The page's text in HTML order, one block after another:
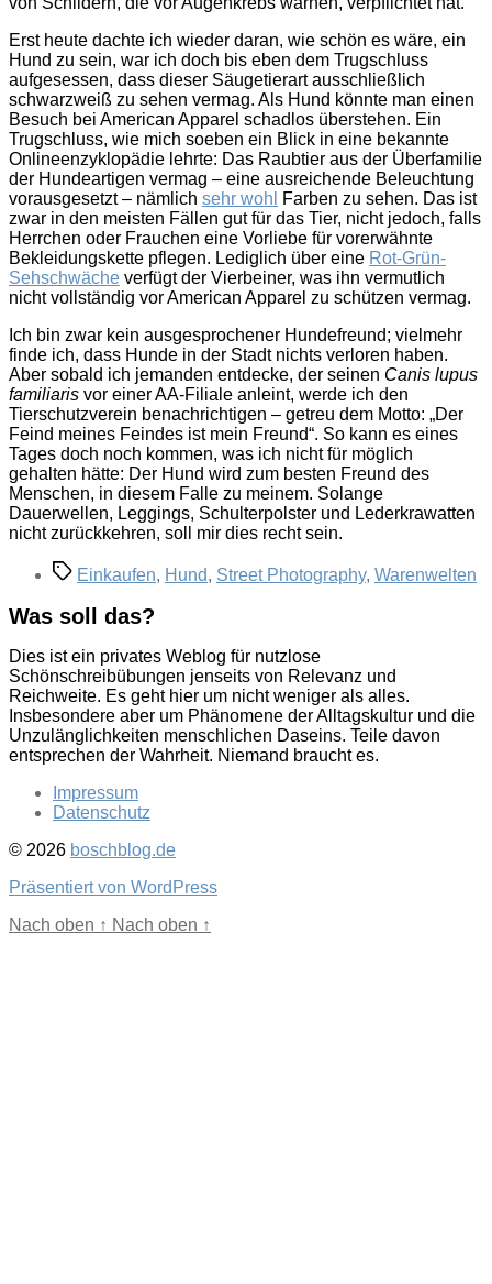
Erst heute dachte ich wieder daran, wie schön es wäre, ein
Hund zu sein, war ich doch bis eben dem Trugschluss
aufgesessen, dass dieser Säugetierart ausschließlich
schwarzweiß zu sehen vermag. Als Hund könnte man einen
Besuch bei American Apparel schadlos überstehen. Ein
Trugschluss, wie mich soeben ein Blick in eine bekannte
Onlineenzyklopädie lehrte: Das Raubtier aus der Überfamilie
der Hundeartigen vermag – eine ausreichende Beleuchtung
vorausgesetzt – nämlich sehr wohl
Farben zu sehen. Das ist
zwar in den meisten Fällen gut für das Tier, nicht jedoch, falls
Herrchen oder Frauchen eine Vorliebe für vorerwähnte
Bekleidungskette pflegen. Lediglich über eine Rot-Grün-
Sehschwäche verfügt der Vierbeiner, was ihn vermutlich
nicht vollständig vor American Apparel zu schützen vermag.
Ich bin zwar kein ausgesprochener Hundefreund; vielmehr
finde ich, dass Hunde in der Stadt nichts verloren haben.
Aber sobald ich jemanden entdecke, der seinen Canis lupus
familiaris vor einer AA-Filiale anleint, werde ich den
Tierschutzverein benachrichtigen – getreu dem Motto: „Der
Feind meines Feindes ist mein Freund“. So kann es eines
Tages doch noch kommen, was ich nicht für möglich
gehalten hätte: Der Hund wird zum besten Freund des
Menschen, in diesem Falle zu meinem. Solange
Dauerwellen, Leggings, Schulterpolster und Lederkrawatten
nicht zurückkehren, soll mir dies recht sein.
Schlagwörter
Einkaufen, Hund, Street Photography, Warenwelten
Was soll das?
Dies ist ein privates Weblog für nutzlose
Schönschreibübungen jenseits von Relevanz und
Reichweite. Es geht hier um nicht weniger als alles.
Insbesondere aber um Phänomene der Alltagskultur und die
Unzulänglichkeiten menschlichen Daseins. Teile davon
entsprechen der Wahrheit. Niemand braucht es.
Impressum
Datenschutz
© 2026 boschblog.de
Präsentiert von WordPress
Nach oben ↑ Nach oben ↑